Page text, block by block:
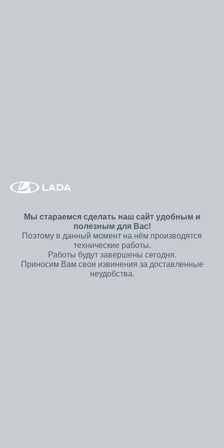
Мы стараемся сделать наш сайт удобным и
полезным для Вас!
Поэтому в данный момент на нём производятся
технические работы.
Работы будут завершены сегодня.
Приносим Вам свои извинения за доставленные
неудобства.